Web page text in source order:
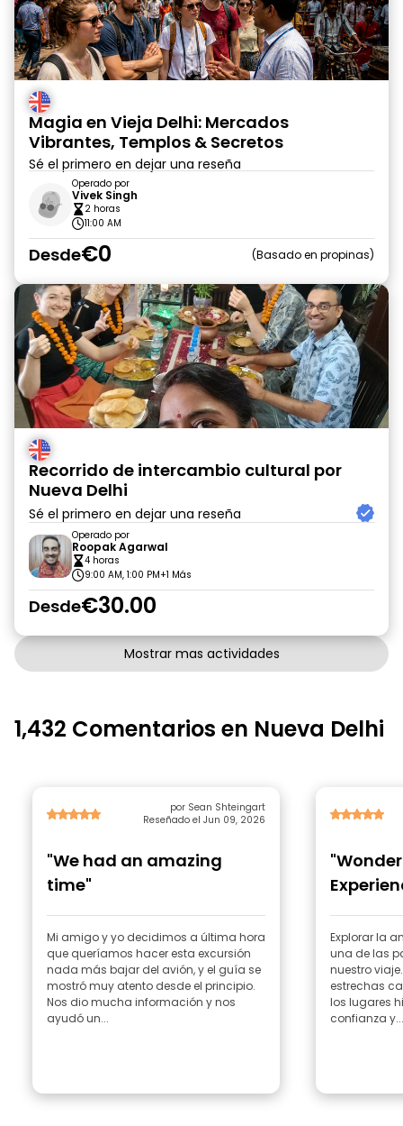
Magia en Vieja Delhi: Mercados
Vibrantes, Templos & Secretos
Sé el primero en dejar una reseña
Operado por
Vivek Singh
2 horas
11:00 AM
Desde€0 Basado en propinas
Recorrido de intercambio cultural por
Nueva Delhi
Sé el primero en dejar una reseña
Operado por
Roopak Agarwal
4 horas
9:00 AM, 1:00 PM+1 Más
Desde€30.00
Mostrar mas actividades
1,432 Comentarios en Nueva Delhi
por Sean Shteingart
Reseñado el Jun 09, 2026
"We had an amazing
time"
Mi amigo y yo decidimos a última hora
que queríamos hacer esta excursión
nada más bajar del avión, y el guía se
mostró muy atento desde el principio.
Nos dio mucha información y nos
ayudó un...
Explorar la
una de las
nuestro
estrechas
los lugares
confianza y...